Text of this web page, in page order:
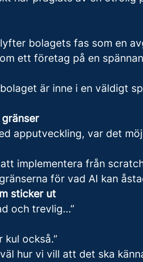
bolagets fas som en
ett företag på en
är inne i en väldigt
apputveckling, var det
implementera från
för vad AI kan
sticker ut
och trevlig…”
kul också.”
hur vi vill att det ska